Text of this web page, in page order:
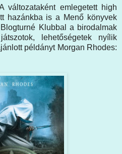
változataként emlegetett high
hazánkba is a Menő könyvek
Klubbal a birodalmak
lehetőségetek nyílik
példányt Morgan Rhodes: